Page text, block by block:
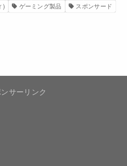
)
ゲーミング製品
スポンサード
サーリンク